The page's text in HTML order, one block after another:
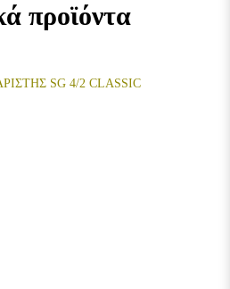
προϊόντα